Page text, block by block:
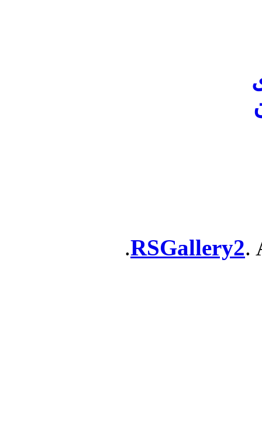
RSGallery2.